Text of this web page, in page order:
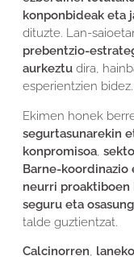
konponbideak eta
dituzte. Lan-
prebentzio-
aurkeztudira,
esperientzien bidez.
Ekimen honek
segurtasunarekin
konpromisoa,
Barne-
neurri proaktiboen
seguru eta
talde guztientzat.
Calcinorren,